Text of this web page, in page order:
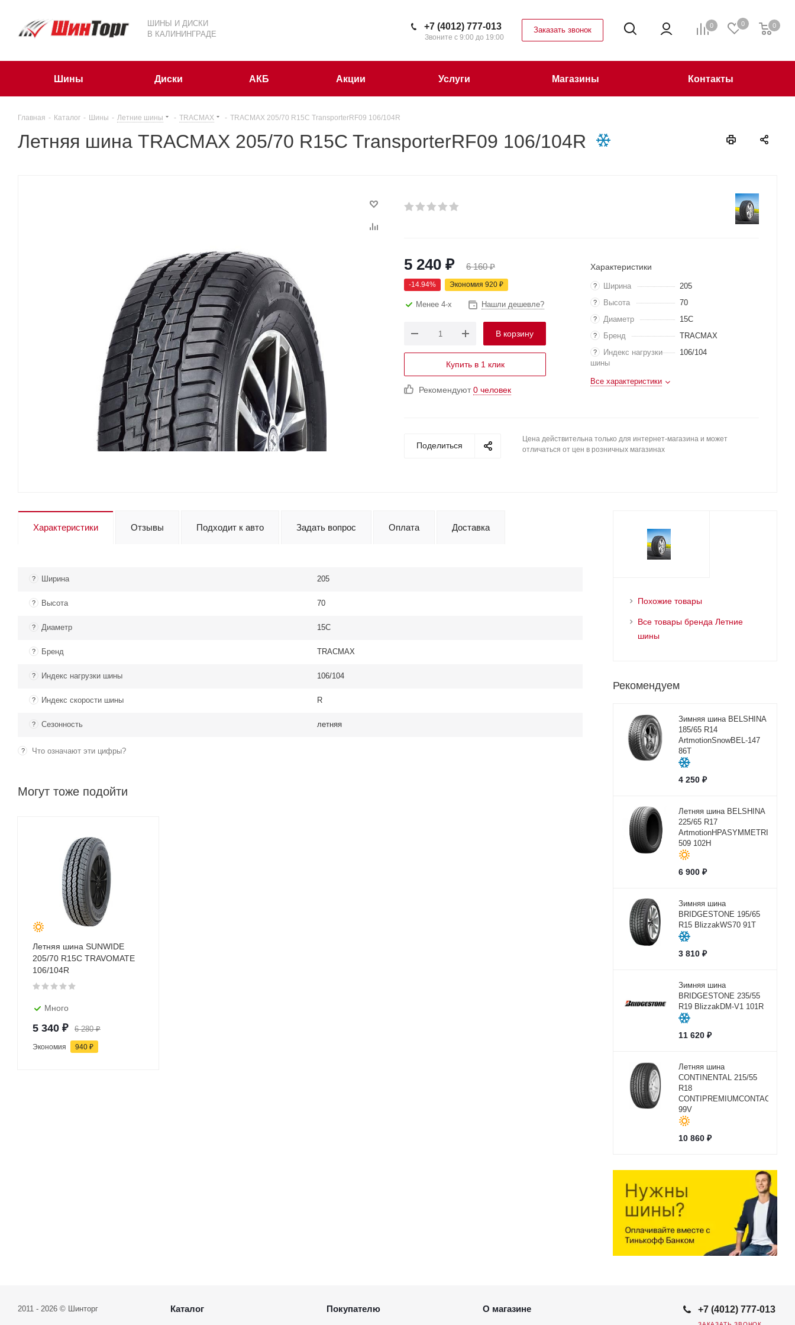
ШИНЫ И ДИСКИ
В КАЛИНИНГРАДЕ
0 0 0
+7 (4012) 777-013
Звоните с 9:00 до 19:00
Заказать звонок
Шины Диски АКБ Акции Услуги Магазины Контакты
Главная - Каталог - Шины - Летние шины - TRACMAX - TRACMAX 205/70 R15C TransporterRF09 106/104R
Летняя шина TRACMAX 205/70 R15C TransporterRF09 106/104R
5 240 ₽ 6 160₽
-14.94% Экономия 920 ₽
Менее 4-х Нашли дешевле?
В корзину
Купить в 1 клик
Рекомендуют0 человек
Характеристики
? Ширина 205
? Высота 70
? Диаметр 15C
? Бренд TRACMAX
?
Индекс нагрузки
шины
106/104
Все характеристики
Поделиться
Цена действительна только для интернет-магазина и может
отличаться от цен в розничных магазинах
Характеристики Отзывы Подходит к авто Задать вопрос Оплата Доставка
? Ширина 205
? Высота 70
? Диаметр 15C
? Бренд TRACMAX
? Индекс нагрузки шины 106/104
? Индекс скорости шины R
? Сезонность летняя
? Что означают эти цифры?
Могут тоже подойти
Летняя шина SUNWIDE
205/70 R15C TRAVOMATE
106/104R
Много
5 340 ₽ 6 280₽
Экономия 940 ₽
Похожие товары
Все товары бренда Летние
шины
Рекомендуем
Зимняя шина BELSHINA
185/65 R14
ArtmotionSnowBEL-147
86T
4 250₽
Летняя шина BELSHINA
225/65 R17
ArtmotionHPASYMMETRICBEL-
509 102H
6 900₽
Зимняя шина
BRIDGESTONE 195/65
R15 BlizzakWS70 91T
3 810₽
Зимняя шина
BRIDGESTONE 235/55
R19 BlizzakDM-V1 101R
11 620₽
Летняя шина
CONTINENTAL 215/55
R18
CONTIPREMIUMCONTACT2
99V
10 860₽
2011 - 2026 © Шинторг Каталог Покупателю О магазине +7 (4012) 777-013